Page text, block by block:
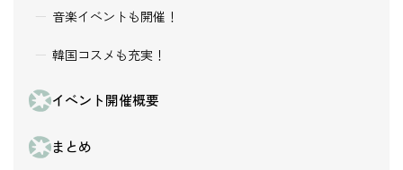
音楽イベントも開催！
韓国コスメも充実！
イベント開催概要
まとめ